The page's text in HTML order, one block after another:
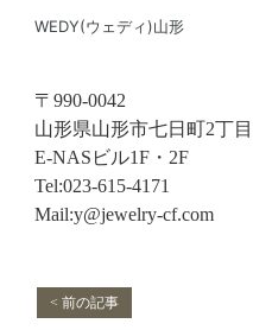
WEDY(ウェディ)山形
〒990-0042
山形県山形市七日町2丁
E-NASビル1F・2F
Tel:023-615-4171
Mail:y@jewelry-cf.com
< 前の記事